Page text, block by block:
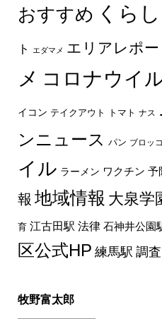
おすすめ くらし
ト エダマメ エリアレポー
メ コロナウイ
イコン テイクアウト トマト ナス
ンニュース パン ブロッ
イル ラーメン ワクチン 予
報 地域情報 大泉学
育 江古田駅 法律 石神井公園
区公式HP 練馬駅 調査
牧野富太郎